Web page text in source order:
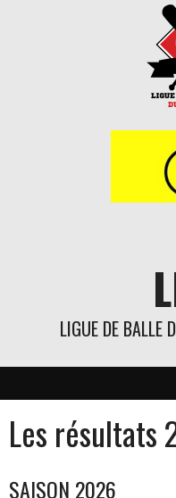
LIGUE DE BALLE
Les résultats
SAISON 2026